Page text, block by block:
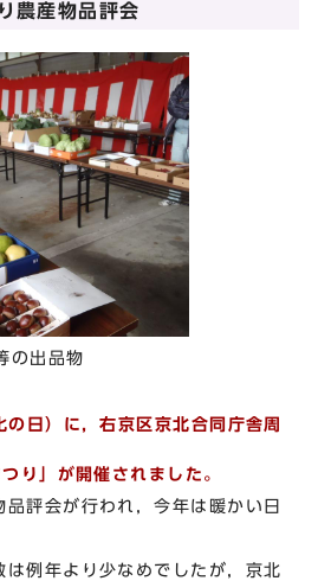
農産物品評会
の出品物
日）に，右京区京北合同庁舎周
り」が開催されました。
評会が行われ，今年は暖かい日
は例年より少なめでしたが，京北